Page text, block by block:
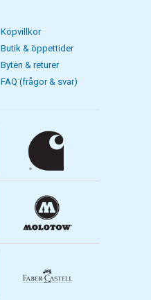
Köpvillkor
Butik & öppettider
Byten & returer
FAQ (frågor & svar)